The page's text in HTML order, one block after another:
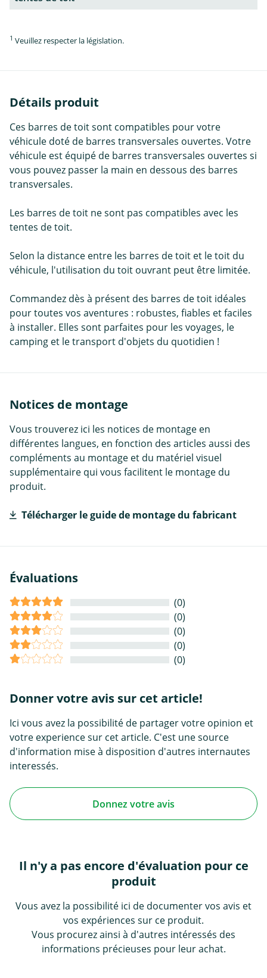
1 Veuillez respecter la législation.
Détails produit
Ces barres de toit sont compatibles pour votre
véhicule doté de barres transversales ouvertes. Votre
véhicule est équipé de barres transversales ouvertes si
vous pouvez passer la main en dessous des barres
transversales.
Les barres de toit ne sont pas compatibles avec les
tentes de toit.
Selon la distance entre les barres de toit et le toit du
véhicule, l'utilisation du toit ouvrant peut être limitée.
Commandez dès à présent des barres de toit idéales
pour toutes vos aventures : robustes, fiables et faciles
à installer. Elles sont parfaites pour les voyages, le
camping et le transport d'objets du quotidien !
Notices de montage
Vous trouverez ici les notices de montage en
différentes langues, en fonction des articles aussi des
compléments au montage et du matériel visuel
supplémentaire qui vous facilitent le montage du
produit.
Télécharger le guide de montage du fabricant
Évaluations
(0)
(0)
(0)
(0)
(0)
Donner votre avis sur cet article!
Ici vous avez la possibilité de partager votre opinion et
votre experience sur cet article. C'est une source
d'information mise à disposition d'autres internautes
interessés.
Donnez votre avis
Il n'y a pas encore d'évaluation pour ce
produit
Vous avez la possibilité ici de documenter vos avis et
vos expériences sur ce produit.
Vous procurez ainsi à d'autres intéressés des
informations précieuses pour leur achat.